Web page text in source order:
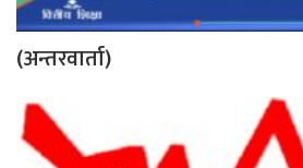
(अन्तरवार्ता)